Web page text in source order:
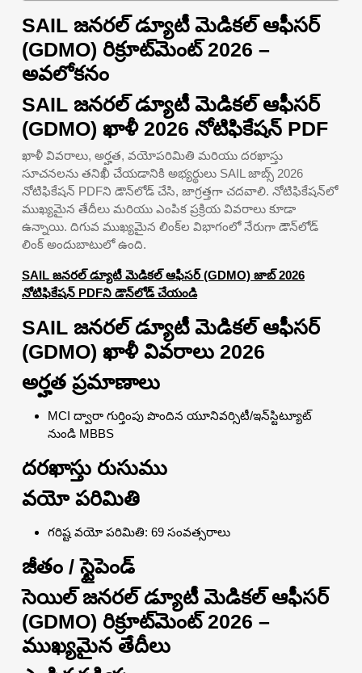
SAIL జనరల్ డ్యూటీ మెడికల్ ఆఫీసర్
(GDMO) రిక్రూట్‌మెంట్ 2026 –
అవలోకనం
SAIL జనరల్ డ్యూటీ మెడికల్ ఆఫీసర్
(GDMO) ఖాళీ 2026 నోటిఫికేషన్ PDF
ఖాళీ వివరాలు, అర్హత, వయోపరిమితి మరియు దరఖాస్తు
సూచనలను తనిఖీ చేయడానికి అభ్యర్థులు SAIL జాబ్స్ 2026
నోటిఫికేషన్ PDFని డౌన్‌లోడ్ చేసి, జాగ్రత్తగా చదవాలి. నోటిఫికేషన్‌లో
ముఖ్యమైన తేదీలు మరియు ఎంపిక ప్రక్రియ వివరాలు కూడా
ఉన్నాయి. దిగువ ముఖ్యమైన లింక్‌ల విభాగంలో నేరుగా డౌన్‌లోడ్
లింక్ అందుబాటులో ఉంది.
SAIL జనరల్ డ్యూటీ మెడికల్ ఆఫీసర్ (GDMO) జాబ్ 2026
నోటిఫికేషన్ PDFని డౌన్‌లోడ్ చేయండి
SAIL జనరల్ డ్యూటీ మెడికల్ ఆఫీసర్
(GDMO) ఖాళీ వివరాలు 2026
అర్హత ప్రమాణాలు
MCI ద్వారా గుర్తింపు పొందిన యూనివర్సిటీ/ఇన్‌స్టిట్యూట్
నుండి MBBS
దరఖాస్తు రుసుము
వయో పరిమితి
గరిష్ట వయో పరిమితి: 69 సంవత్సరాలు
జీతం / స్టైపెండ్
సెయిల్ జనరల్ డ్యూటీ మెడికల్ ఆఫీసర్
(GDMO) రిక్రూట్‌మెంట్ 2026 –
ముఖ్యమైన తేదీలు